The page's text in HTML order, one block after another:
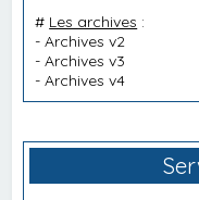
# Les archives :
-Archives v2
-Archives v3
-Archives v4